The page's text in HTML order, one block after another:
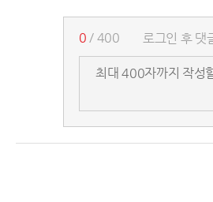
로그인 후 댓
0 / 400